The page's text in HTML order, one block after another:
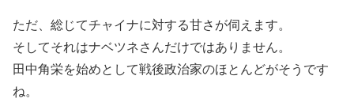
ただ、総じてチャイナに対する甘さが伺えます。
そしてそれはナベツネさんだけではありません。
田中角栄を始めとして戦後政治家のほとんどがそうです
ね。